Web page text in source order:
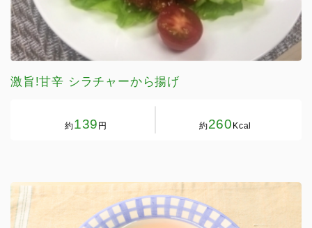
激旨!甘辛 シラチャーから揚げ
約139 円 約260 Kcal